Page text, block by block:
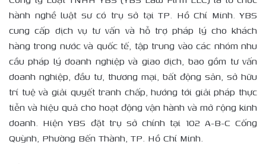
hành nghề luật sư có trụ sở tại TP. Hồ Chí Minh. YBS
cung cấp dịch vụ tư vấn và hỗ trợ pháp lý cho khách
hàng trong nước và quốc tế, tập trung vào các nhóm nhu
cầu pháp lý doanh nghiệp và giao dịch, bao gồm tư vấn
doanh nghiệp, đầu tư, thương mại, bất động sản, sở hữu
trí tuệ và giải quyết tranh chấp, hướng tới giải pháp thực
tiễn và hiệu quả cho hoạt động vận hành và mở rộng kinh
doanh. Hiện YBS đặt trụ sở chính tại 102 A-B-C Cống
Quỳnh, Phường Bến Thành, TP. Hồ Chí Minh.